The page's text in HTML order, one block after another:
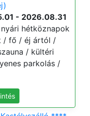
- 2026.08.31
hétköznapok
/ fő / éj ártól /
/ kültéri
parkolás /